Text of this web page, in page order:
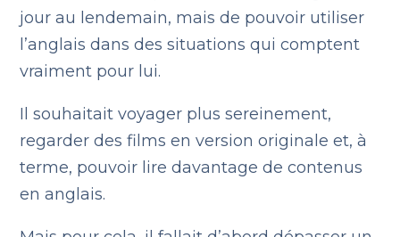
jour au lendemain, mais de pouvoir utiliser
l’anglais dans des situations qui comptent
vraiment pour lui.
Il souhaitait voyager plus sereinement,
regarder des films en version originale et, à
terme, pouvoir lire davantage de contenus
en anglais.